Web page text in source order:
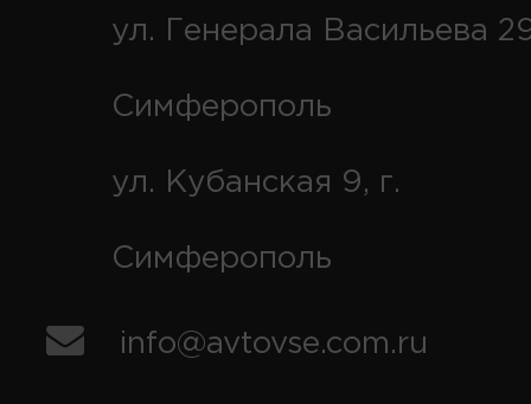
ул. Генерала Васильева
Симферополь
ул. Кубанская 9, г.
Симферополь
info@avtovse.com.ru